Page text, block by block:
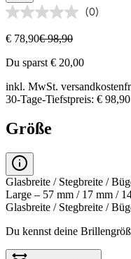
(0)
€ 78,90€ 98,90
Du sparst € 20,00
inkl. MwSt.
30-Tage-Tiefstpreis: € 98,90
Größe
Glasbreite / Stegbreite /
Large – 57 mm / 17 mm /
Glasbreite / Stegbreite /
Du kennst deine